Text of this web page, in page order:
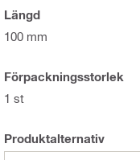
Längd
100 mm
Förpackningsstorlek
1 st
Produktalternativ